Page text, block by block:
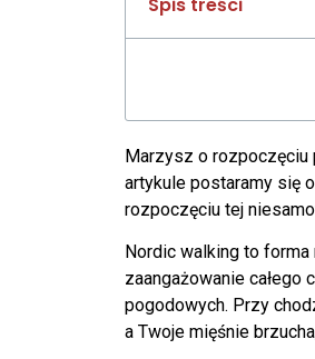
Marzysz o rozpoczęciu
artykule postaramy się
rozpoczęciu tej
Nordic walking to
zaangażowanie całego
pogodowych. Przy
a Twoje mięśnie